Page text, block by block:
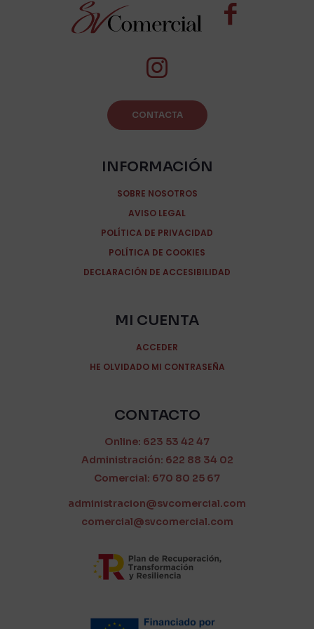
CONTACTA
INFORMACIÓN
SOBRE NOSOTROS
AVISO LEGAL
POLÍTICA DE PRIVACIDAD
POLÍTICA DE COOKIES
DECLARACIÓN DE ACCESIBILIDAD
MI CUENTA
ACCEDER
HE OLVIDADO MI CONTRASEÑA
CONTACTO
Online: 623 53 42 47
Administración: 622 88 34 02
Comercial: 670 80 25 67
administracion@svcomercial.com
comercial@svcomercial.com